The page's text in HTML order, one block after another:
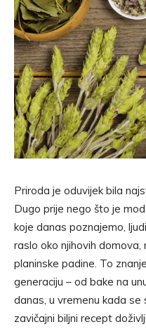
Priroda je oduvijek bila
Dugo prije nego što je
koje danas poznajemo,
raslo oko njihovih
planinske padine. To
generaciju – od bake na
danas, u vremenu kada
zavičajni biljni recept